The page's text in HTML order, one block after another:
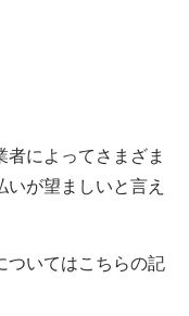
によってさまざま
いが望ましいと言え
ついてはこちらの記